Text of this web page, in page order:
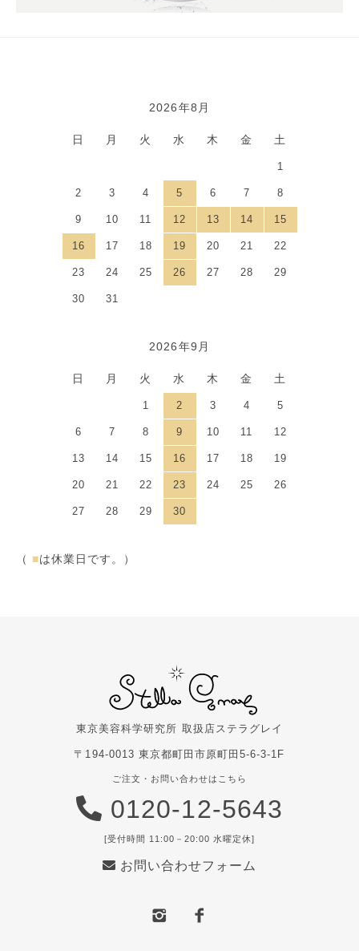
2026年8月
日 月 火 水 木 金 土
1
2 3 4 5 6 7 8
9 10 11 12 13 14 15
16 17 18 19 20 21 22
23 24 25 26 27 28 29
30 31
2026年9月
日 月 火 水 木 金 土
1 2 3 4 5
6 7 8 9 10 11 12
13 14 15 16 17 18 19
20 21 22 23 24 25 26
27 28 29 30
（ ■は休業日です。）
東京美容科学研究所 取扱店 ステラグレイ
〒194-0013 東京都町田市原町田5-6-3-1F
ご注文・お問い合わせはこちら
0120-12-5643
[受付時間 11:00－20:00 水曜定休]
お問い合わせフォーム